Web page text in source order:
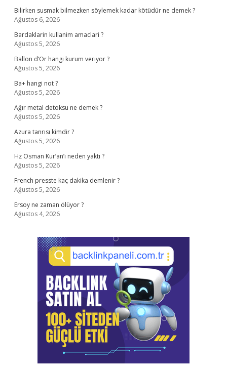
Bilirken susmak bilmezken söylemek kadar kötüdür ne demek ?
Ağustos 6, 2026
Bardaklarin kullanim amaclari ?
Ağustos 5, 2026
Ballon d’Or hangi kurum veriyor ?
Ağustos 5, 2026
Ba+ hangi not ?
Ağustos 5, 2026
Ağır metal detoksu ne demek ?
Ağustos 5, 2026
Azura tanrısı kimdir ?
Ağustos 5, 2026
Hz Osman Kur’an’ı neden yaktı ?
Ağustos 5, 2026
French presste kaç dakika demlenir ?
Ağustos 5, 2026
Ersoy ne zaman ölüyor ?
Ağustos 4, 2026